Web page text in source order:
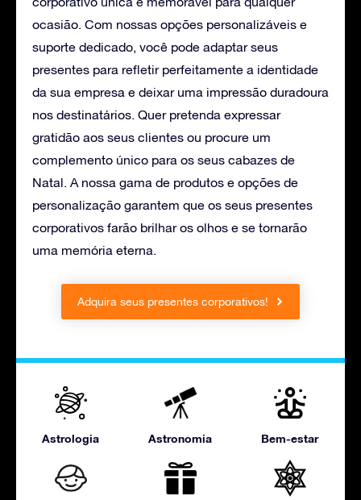
ocasião. Com nossas opções personalizáveis e
suporte dedicado, você pode adaptar seus
presentes para refletir perfeitamente a identidade
da sua empresa e deixar uma impressão duradoura
nos destinatários. Quer pretenda expressar
gratidão aos seus clientes ou procure um
complemento único para os seus cabazes de
Natal. A nossa gama de produtos e opções de
personalização garantem que os seus presentes
corporativos farão brilhar os olhos e se tornarão
uma memória eterna.
Adquira seus presentes corporativos!
Astrologia Astronomia Bem-estar